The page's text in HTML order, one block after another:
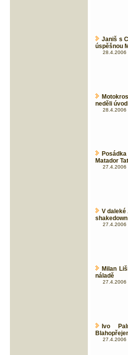
Janiš s
úspěšnou
28.4.2006
neděli
28.4.2006
Matador
27.4.2006
V
shakedown
27.4.2006
Milan
náladě
27.4.2006
Ivo
27.4.2006